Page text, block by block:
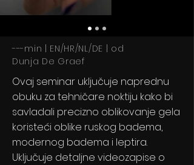
---min | EN/HR/NL/DE | od
Dunja De Graef
Ovaj seminar uključuje naprednu
obuku za tehničare noktiju kako bi
savladali precizno oblikovanje gela
koristeći oblike ruskog badema,
modernog badema i leptira.
Uključuje detaljne videozapise o